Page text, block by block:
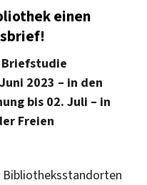
einen
Briefstudie
2023 – in den
bis 02. Juli – in
Freien